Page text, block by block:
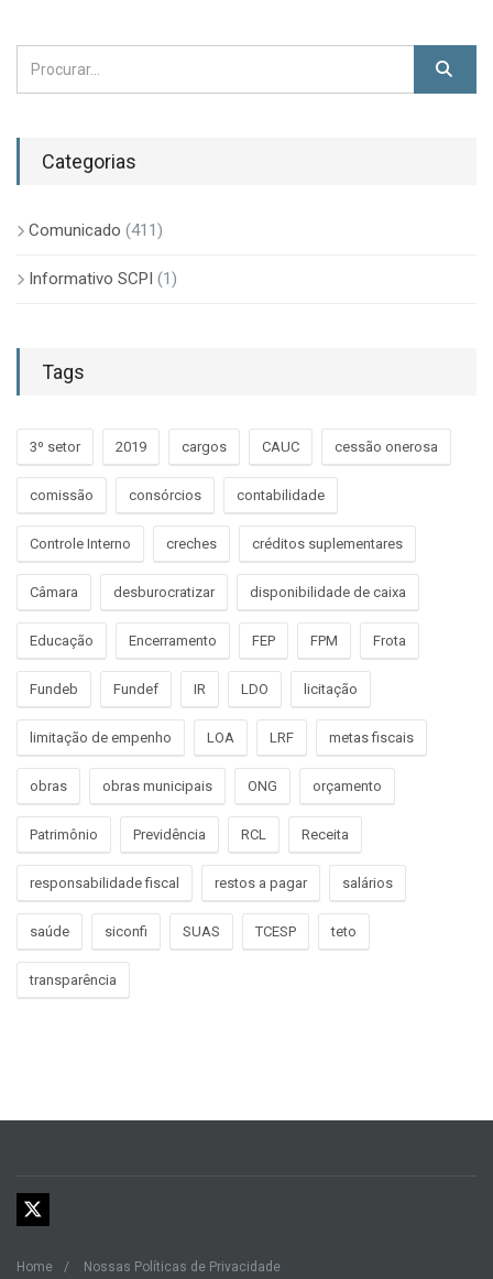
Categorias
Comunicado (411)
Informativo SCPI (1)
Tags
3º setor 2019 cargos CAUC cessão onerosa
comissão consórcios contabilidade
Controle Interno creches créditos suplementares
Câmara desburocratizar disponibilidade de caixa
Educação Encerramento FEP FPM Frota
Fundeb Fundef IR LDO licitação
limitação de empenho LOA LRF metas fiscais
obras obras municipais ONG orçamento
Patrimônio Previdência RCL Receita
responsabilidade fiscal restos a pagar salários
saúde siconfi SUAS TCESP teto
transparência
Home Nossas Políticas de Privacidade